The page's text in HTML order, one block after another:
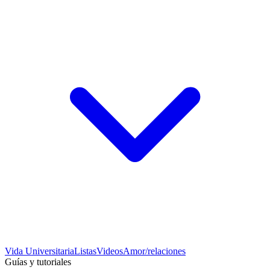
Vida UniversitariaListasVideosAmor/relaciones
Guías y tutoriales